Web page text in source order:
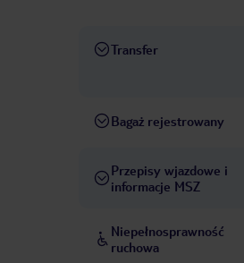
Transfer
Bagaż rejestrowany
Przepisy wjazdowe i
informacje MSZ
Niepełnosprawność
ruchowa